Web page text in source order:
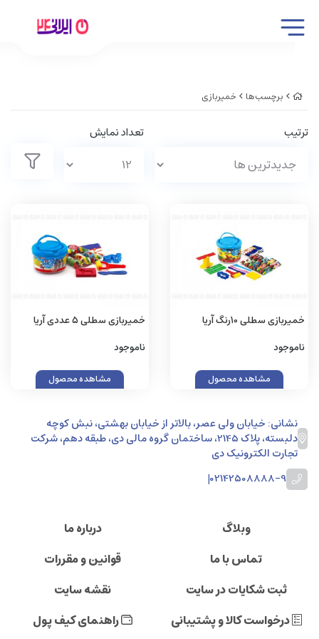
برچسب‌ها خمیربازی
ترتیب تعداد نمایش
خمیربازی سطلی 10رنگ آریا
ناموجود
مشاهده محصول
خمیربازی سطلی 5 عددی آریا
ناموجود
مشاهده محصول
نشانی: خیابان ولی عصر، بالاتر از خیابان بهشتی، نبش کوچه
دلبسته، پلاک 2145، ساختمان گروه مالی دی، طبقه دهم، شرکت
تجارت الکترونیک دی
02142508888-9
|
وبلاگ
درباره ما
تماس با ما
قوانین و مقررات
ثبت شکایات در سایت
نقشه سایت
درخواست کالا و پشتیبانی
راهنمای کیف پول